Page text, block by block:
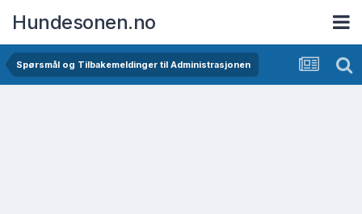
Hundesonen.no
Spørsmål og Tilbakemeldinger til Administrasjonen